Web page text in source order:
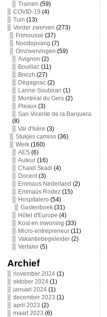
Trainen (59)
COVID-19 (4)
Tuin (13)
Verder zwerven (273)
Frimousse (37)
Noodopvang (7)
Omzwervingen (59)
Avignon (2)
Bouillac(11)
Breizh (27)
Dégagnac(2)
Lanne-Soubiran (1)
Montréal du Gers(2)
Pleaux(3)
San Vicente de la Barquera
(8)
Val d'Isère (3)
Stukjes camino (36)
Werk(160)
AES(6)
Auteur(16)
Chalet Skadi (4)
Docent(3)
Emmaus Nederland (2)
Emmaüs Rodez(15)
Hospitalero (54)
Gastenboek(31)
Hôtel d'Europe (4)
Kost en inwoning (33)
Micro-entrepreneur(11)
Vakantiebegeleider(2)
Vertaler(5)
Archief
november 2024(1)
oktober 2024(1)
januari 2024(1)
december 2023 (1)
april 2023 (2)
maart 2023 (6)